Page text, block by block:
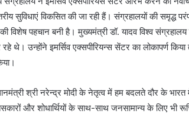
सुविधाएं विकसित की जा रही हैं। संग्रहालयों की समृद्ध
विशेष पहचान बनी है। मुख्यमंत्री डॉ. यादव विश्व
थे। उन्होंने इमर्सिव एक्सपीरियन्स सेंटर का लोकापर्ण
श्री नरेन्द्र मोदी के नेतृत्व में हम बदलते दौर के
और शोधार्थियों के साथ-साथ जनसामान्य के लिए भी